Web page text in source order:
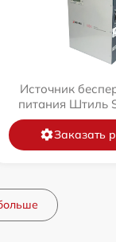
Источник
питания Штиль
Заказать